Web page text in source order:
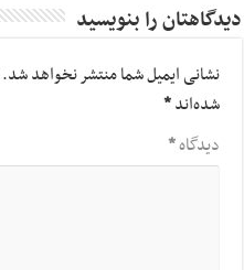
دیدگاهتان را بنویسید
نشانی ایمیل شما منتشر نخواهد شد.
شده‌اند*
دیدگاه*